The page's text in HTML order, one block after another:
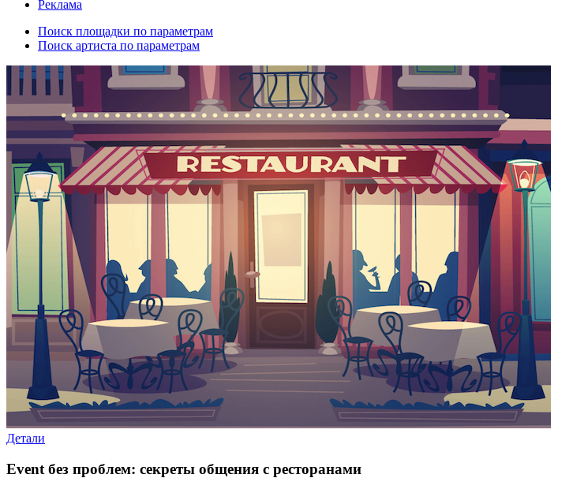
Реклама
Поиск площадки по параметрам
Поиск артиста по параметрам
Детали
Event без проблем: секреты общения с ресторанами